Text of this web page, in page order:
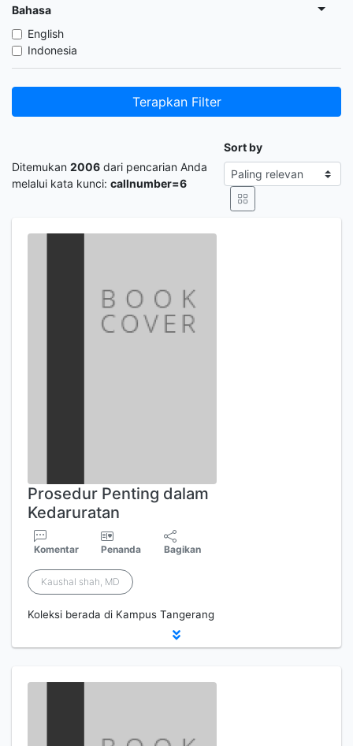
Bahasa
English
Indonesia
Terapkan Filter
Ditemukan 2006 dari pencarian Anda
melalui kata kunci: callnumber=6
Sort by
Prosedur Penting dalam
Kedaruratan
Komentar Penanda Bagikan
Kaushal shah, MD
Koleksi berada di Kampus Tangerang